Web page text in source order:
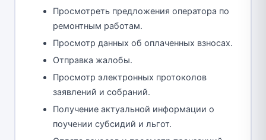
Просмотреть предложения оператора по
ремонтным работам.
Просмотр данных об оплаченных взносах.
Отправка жалобы.
Просмотр электронных протоколов
заявлений и собраний.
Получение актуальной информации о
поучении субсидий и льгот.